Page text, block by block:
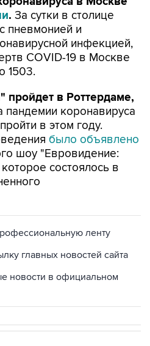
. За сутки в столице
пневмонией и
инфекцией,
COVID-19 в Москве
1503.
пройдет в Роттердаме,
пандемии коронавируса
в этом году.
было объявлено
шоу "Евровидение:
состоялось в
ленту
главных новостей сайта
новости в официальном